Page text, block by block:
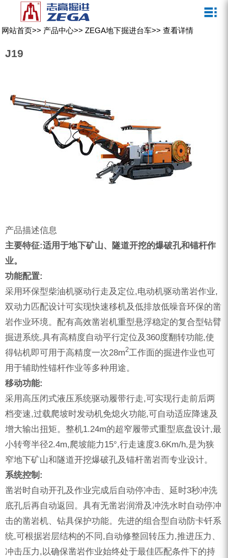
ZEGA水井钻机
零配件
锚固钻机系列
水井专用螺杆空压机
洗轮机
螺杆式空气压缩机
黑金刚钻头钻具系列
发电机组
网站首页>> 产品中心>> ZEGA地下掘进台车>> 查看详情
J19
产品描述信息
主要特征:适用于地下矿山、隧道开挖的爆破孔和锚杆作
业。
功能配置:
采用环保型柴油机驱动行走及定位,电动机驱动凿岩作业,
双动力匹配设计可实现快速移机及低排放低噪音环保的凿
岩作业环境。配有高效凿岩机重型悬浮稳定的复合型钻臂
掘进系统,具有高精度自动平行定位及360度翻转功能,使
得钻机即可用于高精度一次28m2工作面的掘进作业也可
用于辅助性锚杆作业等多种用途。
移动功能:
采用高压闭式液压系统驱动履带行走,可实现行走前后两
档变速,过载爬坡时发动机免熄火功能,可自动适应降速及
增大输出扭矩。整机1.24m的超窄履带式重型底盘设计,最
小转弯半径2.4m,爬坡能力15°,行走速度3.6Km/h,是为狭
窄地下矿山和隧道开挖爆破孔及锚杆凿岩而专业设计。
系统控制:
凿岩时自动开孔及作业完成后自动停冲击、延时3秒冲洗
底孔后再自动返回。具有无凿岩润滑及冲洗水时自动停冲
击的凿岩机、钻具保护功能。先进的组合型自动防卡钎系
统,可根据岩层结构的不同,自动修整回转压力,推进压力、
冲击压力,以确保凿岩作业始终处于最佳匹配条件下的持